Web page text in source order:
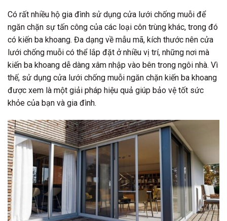
Có rất nhiều hộ gia đình sử dụng cửa lưới chống muỗi để
ngăn chặn sự tấn công của các loại côn trùng khác, trong đó
có kiến ba khoang. Đa dạng về mẫu mã, kích thước nên cửa
lưới chống muỗi có thể lắp đặt ở nhiều vị trí, những nơi mà
kiến ba khoang dễ dàng xâm nhập vào bên trong ngôi nhà. Vì
thế, sử dụng cửa lưới chống muỗi ngăn chặn kiến ba khoang
được xem là một giải pháp hiệu quả giúp bảo vệ tốt sức
khỏe của bạn và gia đình.